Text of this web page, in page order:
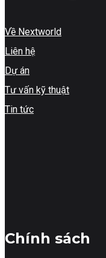
Về Nextworld
Liên hệ
Dự án
Tư vấn kỹ thuật
Tin tức
Chính sách